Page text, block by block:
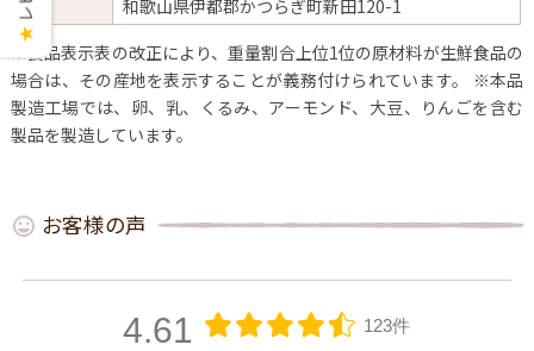
元
和歌山県伊都郡かつらぎ町新田120-1
※食品表示表の改正により、重量割合上位1位の原材料が生鮮食品の
場合は、その産地を表示することが義務付けられています。
※本品
製造工場では、卵、乳、くるみ、アーモンド、大豆、りんごを含む
製品を製造しています。
お客様の声
4.61 123件
★